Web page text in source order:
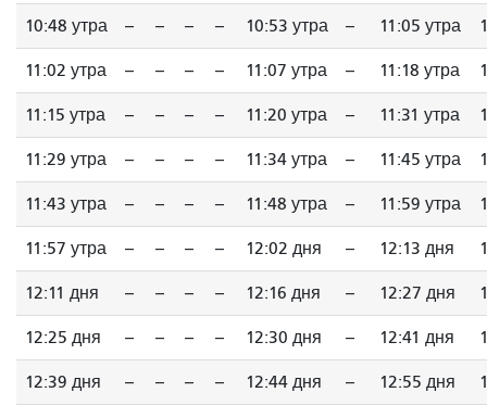
10:48 утра -- -- -- -- 10:53 утра -- 11:05 утра
11:02 утра -- -- -- -- 11:07 утра -- 11:18 утра
11:15 утра -- -- -- -- 11:20 утра -- 11:31 утра
11:29 утра -- -- -- -- 11:34 утра -- 11:45 утра
11:43 утра -- -- -- -- 11:48 утра -- 11:59 утра
11:57 утра -- -- -- -- 12:02 дня -- 12:13 дня
12:11 дня -- -- -- -- 12:16 дня -- 12:27 дня
12:25 дня -- -- -- -- 12:30 дня -- 12:41 дня
12:39 дня -- -- -- -- 12:44 дня -- 12:55 дня